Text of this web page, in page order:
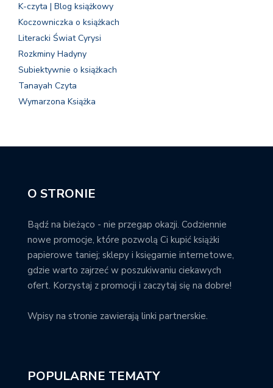
K-czyta | Blog książkowy
Koczowniczka o książkach
Literacki Świat Cyrysi
Rozkminy Hadyny
Subiektywnie o książkach
Tanayah Czyta
Wymarzona Książka
O STRONIE
Bądź na bieżąco - nie przegap okazji. Codziennie
nowe promocje, które pozwolą Ci kupić książki
papierowe taniej; sklepy i księgarnie internetowe,
gdzie warto zajrzeć w poszukiwaniu ciekawych
ofert. Korzystaj z promocji i zaczytaj się na dobre!
Wpisy na stronie zawierają linki partnerskie.
POPULARNE TEMATY